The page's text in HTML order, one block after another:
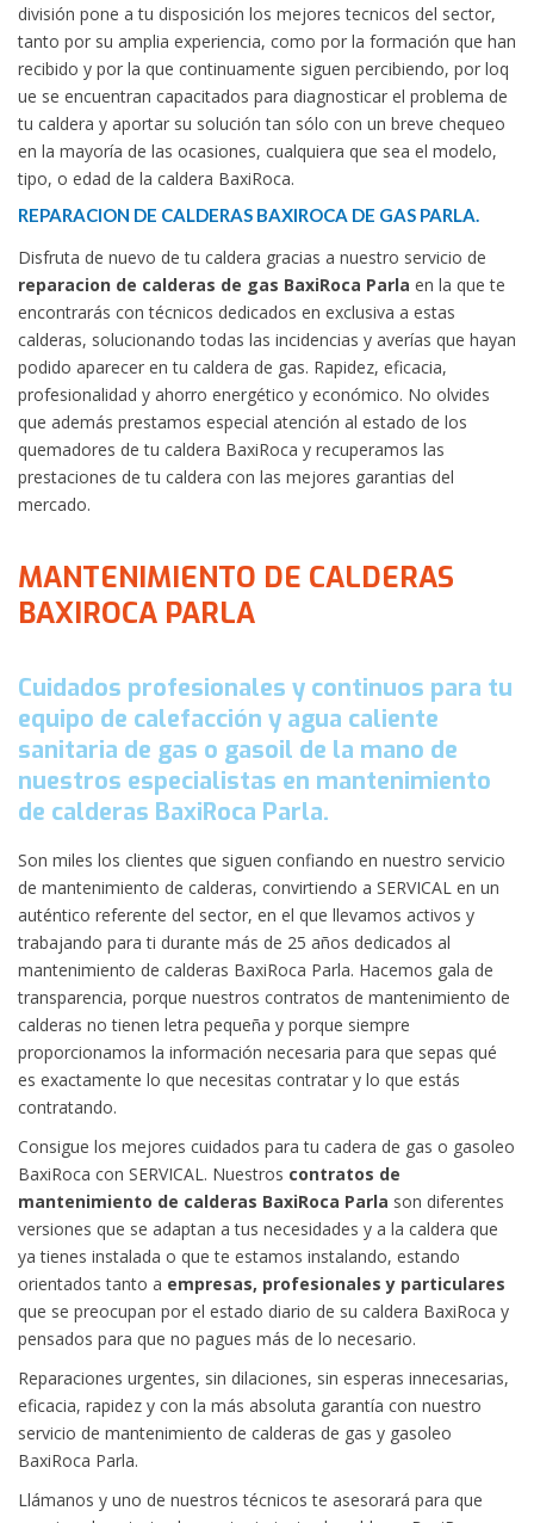
división pone a tu disposición los mejores tecnicos del sector,
tanto por su amplia experiencia, como por la formación que han
recibido y por la que continuamente siguen percibiendo, por loq
ue se encuentran capacitados para diagnosticar el problema de
tu caldera y aportar su solución tan sólo con un breve chequeo
en la mayoría de las ocasiones, cualquiera que sea el modelo,
tipo, o edad de la caldera BaxiRoca.
REPARACION DE CALDERAS BAXIROCA DE GAS PARLA.
Disfruta de nuevo de tu caldera gracias a nuestro servicio de
reparacion de calderas de gas BaxiRoca Parla en la que te
encontrarás con técnicos dedicados en exclusiva a estas
calderas, solucionando todas las incidencias y averías que hayan
podido aparecer en tu caldera de gas. Rapidez, eficacia,
profesionalidad y ahorro energético y económico. No olvides
que además prestamos especial atención al estado de los
quemadores de tu caldera BaxiRoca y recuperamos las
prestaciones de tu caldera con las mejores garantias del
mercado.
MANTENIMIENTO DE CALDERAS
BAXIROCA PARLA
Cuidados profesionales y continuos para tu
equipo de calefacción y agua caliente
sanitaria de gas o gasoil de la mano de
nuestros especialistas en mantenimiento
de calderas BaxiRoca Parla.
Son miles los clientes que siguen confiando en nuestro servicio
de mantenimiento de calderas, convirtiendo a SERVICAL en un
auténtico referente del sector, en el que llevamos activos y
trabajando para ti durante más de 25 años dedicados al
mantenimiento de calderas BaxiRoca Parla. Hacemos gala de
transparencia, porque nuestros contratos de mantenimiento de
calderas no tienen letra pequeña y porque siempre
proporcionamos la información necesaria para que sepas qué
es exactamente lo que necesitas contratar y lo que estás
contratando.
Consigue los mejores cuidados para tu cadera de gas o gasoleo
BaxiRoca con SERVICAL. Nuestros contratos de
mantenimiento de calderas BaxiRoca Parla son diferentes
versiones que se adaptan a tus necesidades y a la caldera que
ya tienes instalada o que te estamos instalando, estando
orientados tanto a empresas, profesionales y particulares
que se preocupan por el estado diario de su caldera BaxiRoca y
pensados para que no pagues más de lo necesario.
Reparaciones urgentes, sin dilaciones, sin esperas innecesarias,
eficacia, rapidez y con la más absoluta garantía con nuestro
servicio de mantenimiento de calderas de gas y gasoleo
BaxiRoca Parla.
Llámanos y uno de nuestros técnicos te asesorará para que